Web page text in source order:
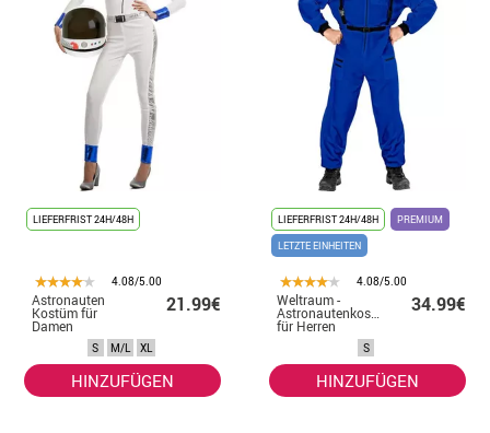
LIEFERFRIST 24H/48H
4.08/5.00
Astronauten
Kostüm für
Damen
21.99€
S M/L XL
HINZUFÜGEN
LIEFERFRIST 24H/48H
PREMIUM
LETZTE EINHEITEN
4.08/5.00
Weltraum -
Astronautenkostüm
für Herren
34.99€
S
HINZUFÜGEN